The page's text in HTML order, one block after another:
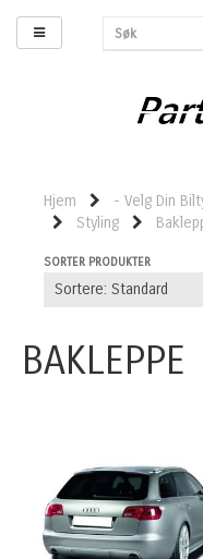
Hjem - Velg Din
Styling
SORTER PRODUKTER
BAKLEPPE